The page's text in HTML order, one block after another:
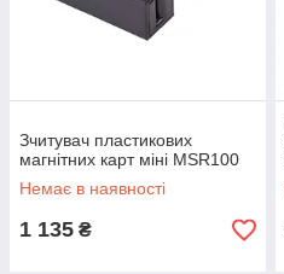
Зчитувач пластикових
магнітних карт міні MSR100
Немає в наявності
1 135 ₴